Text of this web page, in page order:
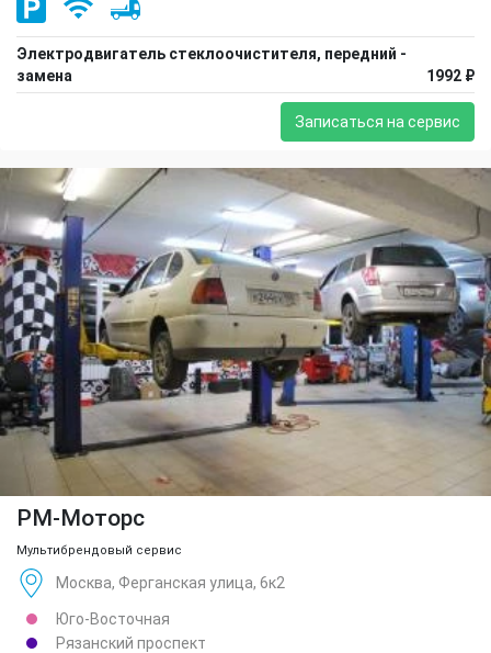
Электродвигатель стеклоочистителя, передний -
замена
1992 ₽
Записаться на сервис
РМ-Моторс
Мультибрендовый сервис
Москва, Ферганская улица, 6к2
Юго-Восточная
Рязанский проспект